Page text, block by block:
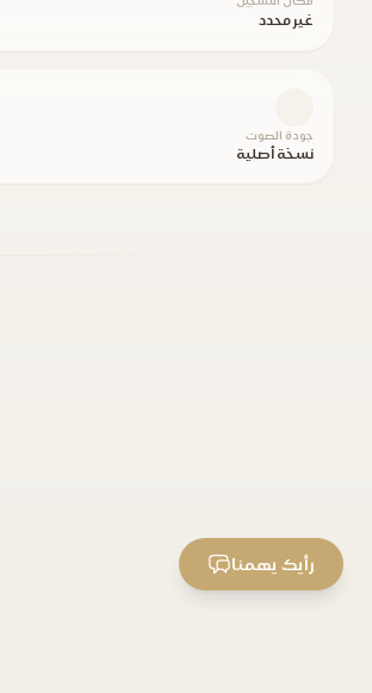
غير محدد
جودة الصوت
نسخة أصلية
رأيك يهمنا